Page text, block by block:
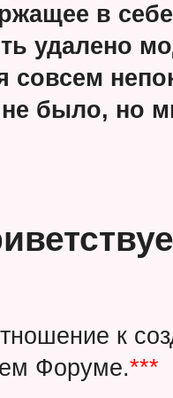
в
удалено
совсем
было, но
к
Форуме.***